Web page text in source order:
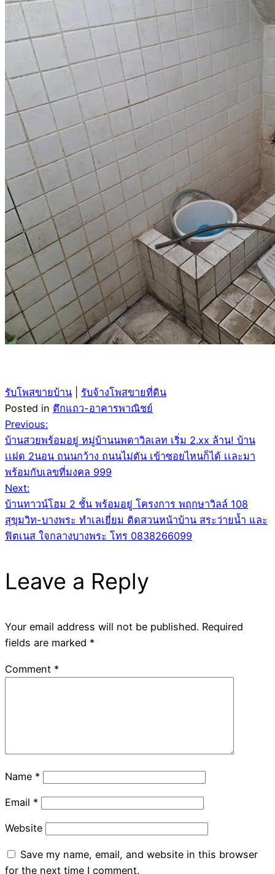
รับโพสขายบ้าน
รับจ้างโพสขายที่ดิน
Posted in ตึกแถว-อาคารพาณิชย์
Post
navigation
Previous:
บ้านสวยพร้อมอยู่ หมู่บ้านนพดาวิลเลท เริ่ม 2.xx ล้าน! บ้าน
เเฝด 2นอน ถนนกว้าง ถนนไม่ตัน เข้าซอยไหนก็ได้ เเละมา
พร้อมกับเลขที่มงคล 999
Next:
บ้านทาวน์โฮม 2 ชั้น พร้อมอยู่ โครงการ พฤกษาวิลล์ 108
สุขุมวิท-บางพระ ทำเลเยี่ยม ติดสวนหน้าบ้าน สระว่ายน้ำ และ
ฟิตเนส ใจกลางบางพระ โทร 0838266099
Leave a Reply
Your email address will not be published. Required
fields are marked *
Comment *
Name *
Email *
Website
Save my name, email, and website in this browser
for the next time I comment.